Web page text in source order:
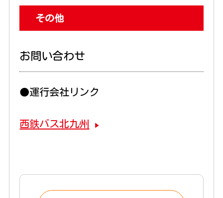
その他
お問い合わせ
●運行会社リンク
西鉄バス北九州